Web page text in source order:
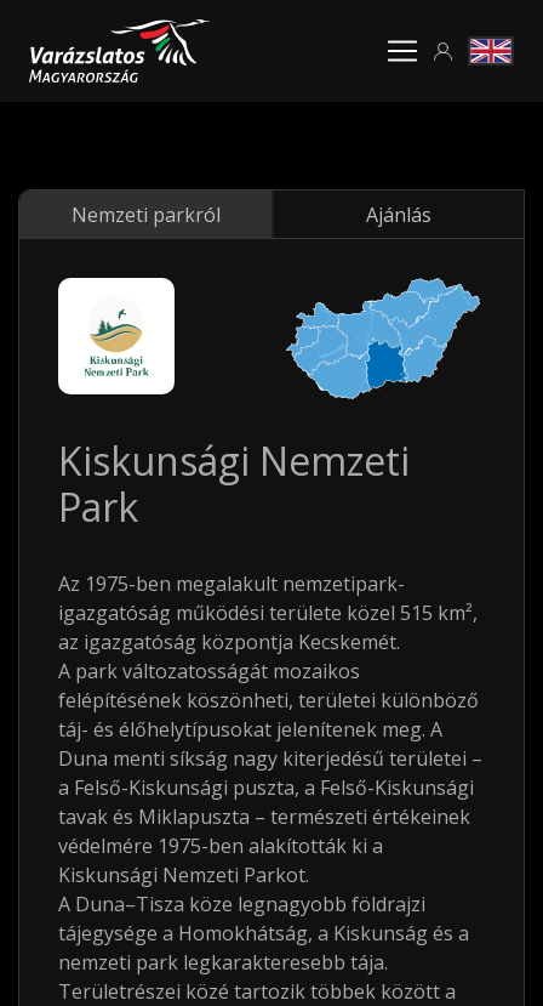
Nemzeti parkról Ajánlás
Kiskunsági Nemzeti
Park
Az 1975-ben megalakult nemzetipark-
igazgatóság működési területe közel 515 km²,
az igazgatóság központja Kecskemét.
A park változatosságát mozaikos
felépítésének köszönheti, területei különböző
táj- és élőhelytípusokat jelenítenek meg. A
Duna menti síkság nagy kiterjedésű területei –
a Felső-Kiskunsági puszta, a Felső-Kiskunsági
tavak és Miklapuszta – természeti értékeinek
védelmére 1975-ben alakították ki a
Kiskunsági Nemzeti Parkot.
A Duna–Tisza köze legnagyobb földrajzi
tájegysége a Homokhátság, a Kiskunság és a
nemzeti park legkarakteresebb tája.
Területrészei közé tartozik többek között a